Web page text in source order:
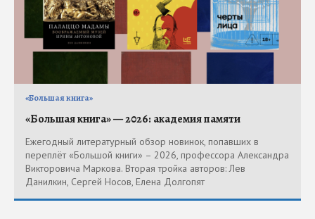
«Большая книга»
«Большая книга» — 2026: академия памяти
Ежегодный литературный обзор новинок, попавших в
переплёт «Большой книги» – 2026, профессора Александра
Викторовича Маркова. Вторая тройка авторов: Лев
Данилкин, Сергей Носов, Елена Долгопят